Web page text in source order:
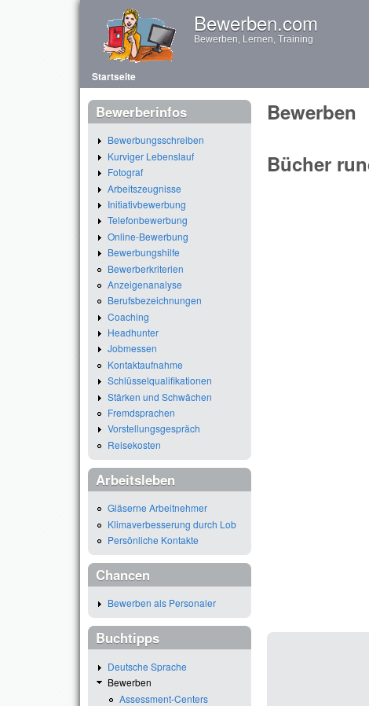
Bewerben.com
Bewerben, Lernen, Training
Hauptmenü
Startseite
Bewerben
Bücher
Bewerberinfos
Bewerbungsschreiben
Kurviger Lebenslauf
Fotograf
Arbeitszeugnisse
Initiativbewerbung
Telefonbewerbung
Online-Bewerbung
Bewerbungshilfe
Bewerberkriterien
Anzeigenanalyse
Berufsbezeichnungen
Coaching
Headhunter
Jobmessen
Kontaktaufnahme
Schlüsselqualifikationen
Stärken und Schwächen
Fremdsprachen
Vorstellungsgespräch
Reisekosten
Arbeitsleben
Gläserne Arbeitnehmer
Klimaverbesserung durch Lob
Persönliche Kontakte
Chancen
Bewerben als Personaler
Buchtipps
Deutsche Sprache
Bewerben
Assessment-Centers